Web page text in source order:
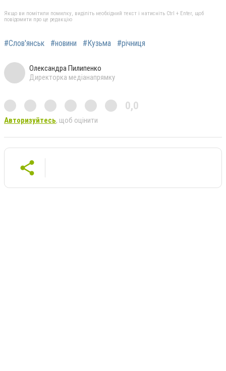
Якщо ви помітили помилку, виділіть необхідний текст і натисніть Ctrl + Enter, щоб
повідомити про це редакцію
#Слов'янськ #новини #Кузьма #річниця
Олександра Пилипенко
Директорка медіанапрямку
0,0
Авторизуйтесь, щоб оцінити